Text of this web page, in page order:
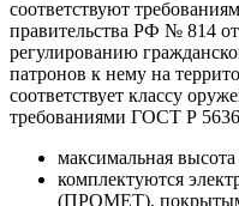
соответствуют
правительства РФ № 814
регулированию
патронов к нему на
соответствует классу
требованиями ГОСТ Р
максимальная
комплектуются
(ПРОМЕТ),